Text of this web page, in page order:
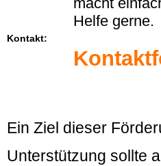
Helfe gerne.
Kontakt:
Ein Ziel dieser
Unterstützung sollte